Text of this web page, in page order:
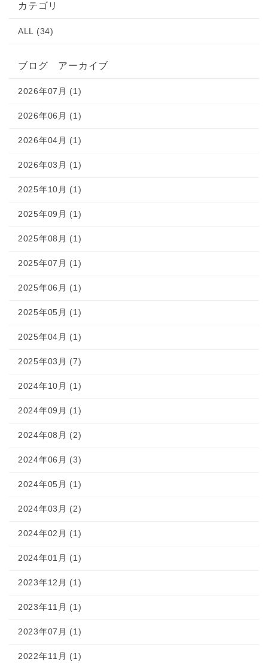
カテゴリ
ALL (34)
ブログ アーカイブ
2026年07月 (1)
2026年06月 (1)
2026年04月 (1)
2026年03月 (1)
2025年10月 (1)
2025年09月 (1)
2025年08月 (1)
2025年07月 (1)
2025年06月 (1)
2025年05月 (1)
2025年04月 (1)
2025年03月 (7)
2024年10月 (1)
2024年09月 (1)
2024年08月 (2)
2024年06月 (3)
2024年05月 (1)
2024年03月 (2)
2024年02月 (1)
2024年01月 (1)
2023年12月 (1)
2023年11月 (1)
2023年07月 (1)
2022年11月 (1)